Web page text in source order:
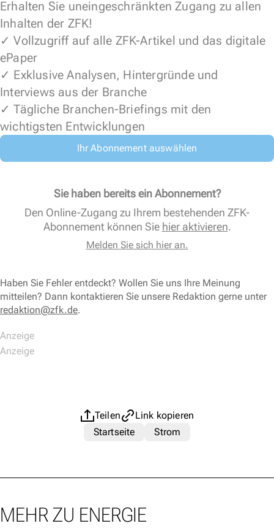
Erhalten Sie uneingeschränkten Zugang zu allen
Inhalten der ZFK!
✓ Vollzugriff auf alle ZFK-Artikel und das digitale
ePaper
✓ Exklusive Analysen, Hintergründe und
Interviews aus der Branche
✓ Tägliche Branchen-Briefings mit den
wichtigsten Entwicklungen
Ihr Abonnement auswählen
Sie haben bereits ein Abonnement?
Den Online-Zugang zu Ihrem bestehenden ZFK-
Abonnement können Sie hier aktivieren.
Melden Sie sich hier an.
Haben Sie Fehler entdeckt? Wollen Sie uns Ihre Meinung
mitteilen? Dann kontaktieren Sie unsere Redaktion gerne unter
redaktion@zfk.de.
Teilen
Link kopieren
Startseite
Strom
MEHR ZU ENERGIE